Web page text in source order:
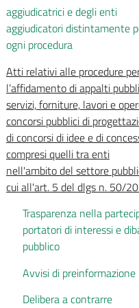
aggiudicatrici e degli enti
aggiudicatori distintamente
ogni procedura
Atti relativi alle procedure
l’affidamento di appalti
servizi, forniture, lavori e
concorsi pubblici di
di concorsi di idee e di
compresi quelli tra enti
nell'ambito del settore
cui all'art. 5 del dlgs n. 50/
Trasparenza nella
portatori di interessi e
pubblico
Avvisi di preinformazione
Delibera a contrarre